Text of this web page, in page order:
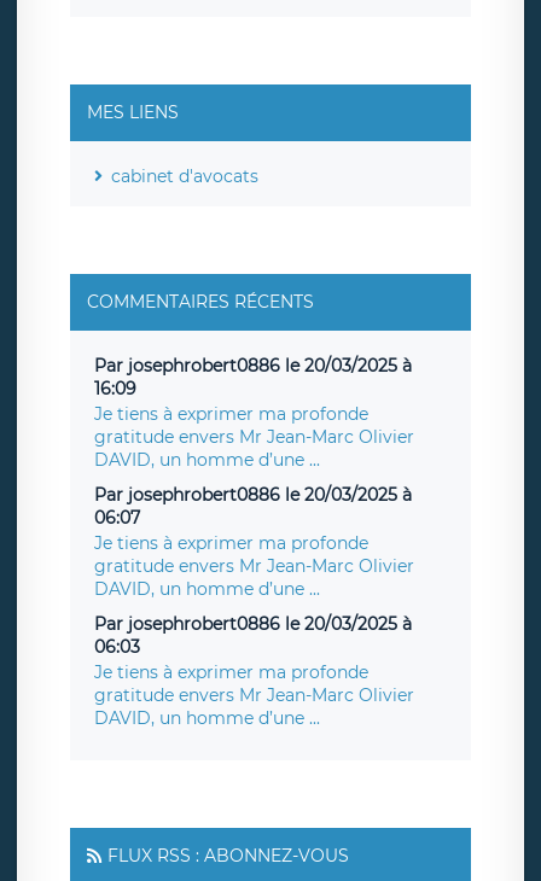
MES LIENS
cabinet d'avocats
COMMENTAIRES RÉCENTS
Par josephrobert0886 le 20/03/2025 à
16:09
Je tiens à exprimer ma profonde
gratitude envers Mr Jean-Marc Olivier
DAVID, un homme d’une ...
Par josephrobert0886 le 20/03/2025 à
06:07
Je tiens à exprimer ma profonde
gratitude envers Mr Jean-Marc Olivier
DAVID, un homme d’une ...
Par josephrobert0886 le 20/03/2025 à
06:03
Je tiens à exprimer ma profonde
gratitude envers Mr Jean-Marc Olivier
DAVID, un homme d’une ...
FLUX RSS : ABONNEZ-VOUS